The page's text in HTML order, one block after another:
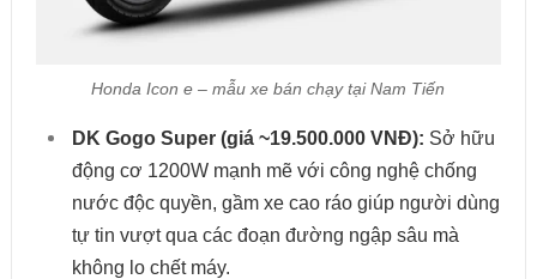
Honda Icon e – mẫu xe bán chạy tại Nam Tiến
DK Gogo Super (giá ~19.500.000 VNĐ): Sở hữu
động cơ 1200W mạnh mẽ với công nghệ chống
nước độc quyền, gầm xe cao ráo giúp người dùng
tự tin vượt qua các đoạn đường ngập sâu mà
không lo chết máy.